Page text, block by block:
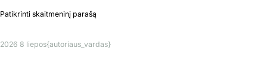
Patikrinti skaitmeninį parašą
2026 8 liepos{autoriaus_vardas}